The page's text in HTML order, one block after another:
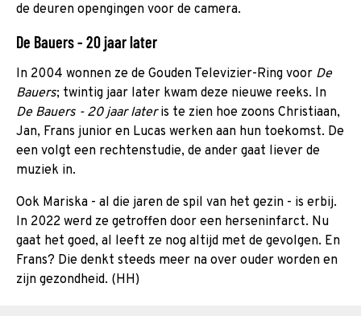
de deuren opengingen voor de camera.
De Bauers - 20 jaar later
In 2004 wonnen ze de Gouden Televizier-Ring voor De
Bauers; twintig jaar later kwam deze nieuwe reeks. In
De Bauers - 20 jaar lateris te zien hoe zoons Christiaan,
Jan, Frans junior en Lucas werken aan hun toekomst. De
een volgt een rechtenstudie, de ander gaat liever de
muziek in.
Ook Mariska - al die jaren de spil van het gezin - is erbij.
In 2022 werd ze getroffen door een herseninfarct. Nu
gaat het goed, al leeft ze nog altijd met de gevolgen. En
Frans? Die denkt steeds meer na over ouder worden en
zijn gezondheid. (HH)